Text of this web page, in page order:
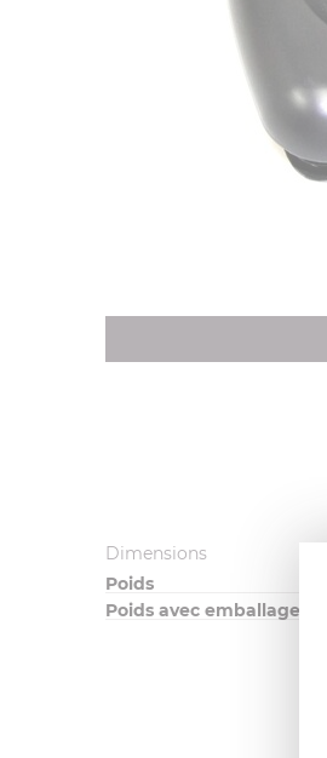
Dimensions
Poids
Poids avec emballage